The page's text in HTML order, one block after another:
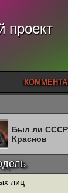
проект
Был ли
Краснов
лиц